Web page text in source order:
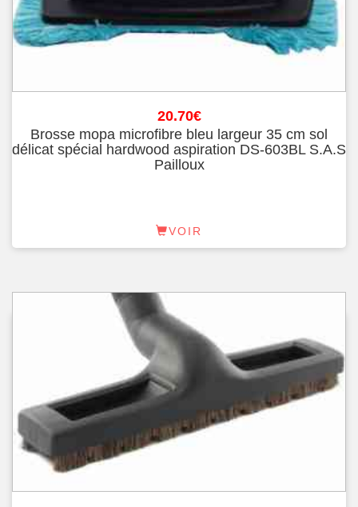
20.70€
Brosse mopa microfibre bleu largeur 35 cm sol
délicat spécial hardwood aspiration DS-603BL S.A.S
Pailloux
VOIR